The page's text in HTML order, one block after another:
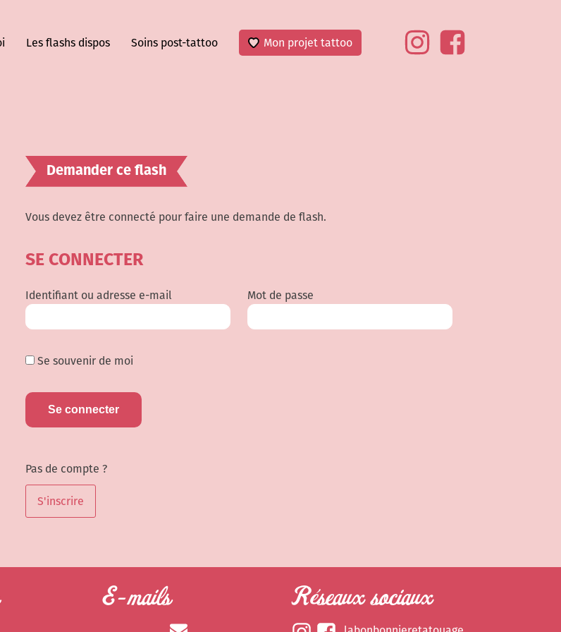
Les flashs dispos Soins post-tattoo Mon projet tattoo
Demander ce flash
Vous devez être connecté pour faire une demande de flash.
SE CONNECTER
Identifiant ou adresse e-mail Mot de passe
Se souvenir de moi
Pas de compte ?
S'inscrire
E-mails Réseaux sociaux